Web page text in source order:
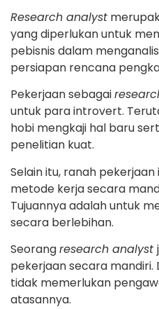
Research analyst
yang diperlukan untuk
pebisnis dalam
persiapan rencana
Pekerjaan sebagai
untuk para introvert.
hobi mengkaji hal baru
penelitian kuat.
Selain itu, ranah
metode kerja secara
Tujuannya adalah untuk
secara berlebihan.
Seorangresearch analyst
pekerjaan secara
tidak memerlukan
atasannya.